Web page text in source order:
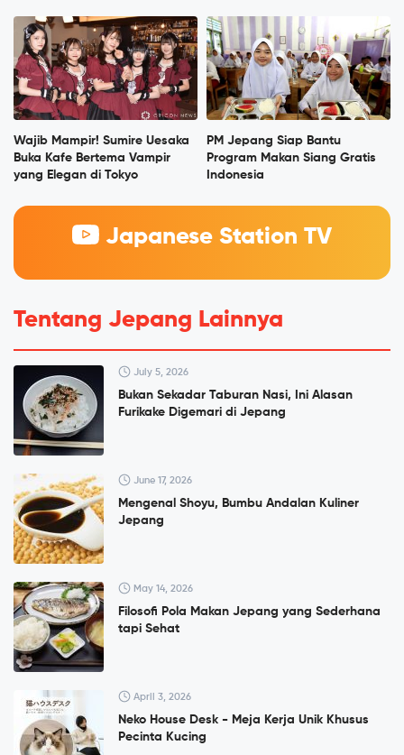
Wajib Mampir! Sumire Uesaka
Buka Kafe Bertema Vampir
yang Elegan di Tokyo
PM Jepang Siap Bantu
Program Makan Siang Gratis
Indonesia
Japanese Station TV
Tentang Jepang Lainnya
July 5, 2026
Bukan Sekadar Taburan Nasi, Ini Alasan
Furikake Digemari di Jepang
June 17, 2026
Mengenal Shoyu, Bumbu Andalan Kuliner
Jepang
May 14, 2026
Filosofi Pola Makan Jepang yang Sederhana
tapi Sehat
April 3, 2026
Neko House Desk - Meja Kerja Unik Khusus
Pecinta Kucing